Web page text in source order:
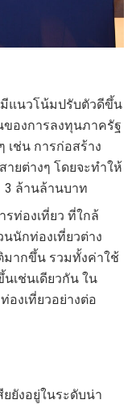
มีแนวโน้มปรับตัวดีขึ้น
องการลงทุนภาครัฐ
เช่น การก่อสร้าง
ยต่างๆ โดยจะทำให้
3 ล้านล้านบาท
ท่องเที่ยว ที่ใกล้
นักท่องเที่ยวต่าง
ากขึ้น รวมทั้งค่าใช้
เช่นเดียวกัน ใน
งเที่ยวอย่างต่อ
ยังอยู่ในระดับน่า